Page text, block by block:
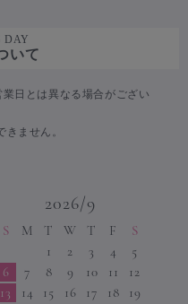
DAY
いて
日とは異なる場合がござい
ません。
2026/9
S M T W T F
S
1
2 3 4
5
6
7 8 9 10 11
12
13
14 15 16 17 18
19